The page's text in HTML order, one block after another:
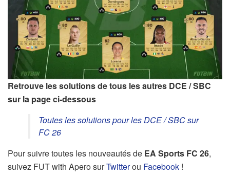
Retrouve les solutions de tous les autres DCE / SBC
sur la page ci-dessous
Toutes les solutions pour les DCE / SBC sur
FC 26
Pour suivre toutes les nouveautés de EA Sports FC 26,
suivez FUT with Apero surTwitterou Facebook !